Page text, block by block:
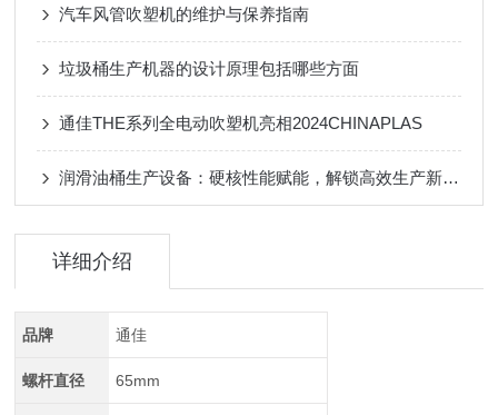
汽车风管吹塑机的维护与保养指南
垃圾桶生产机器的设计原理包括哪些方面
通佳THE系列全电动吹塑机亮相2024CHINAPLAS
润滑油桶生产设备：硬核性能赋能，解锁高效生产新动能
详细介绍
品牌 通佳
螺杆直径 65mm